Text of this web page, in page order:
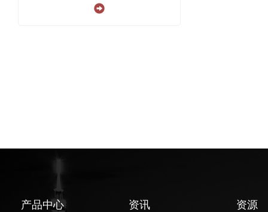
产品中心 资讯 资源